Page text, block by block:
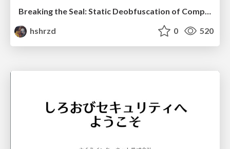
Breaking the Seal: Static Deobfuscation of Compiled V8 JavaScript Bytecode Malware
hshrzd
0 520